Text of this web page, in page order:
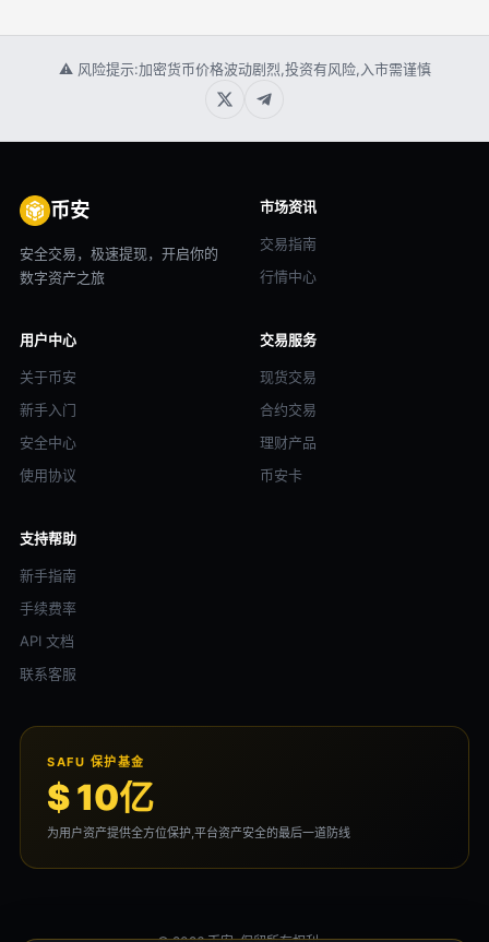
⚠ 风险提示:加密货币价格波动剧烈,投资有风险,入市需谨慎
币安
安全交易，极速提现，开启你的
数字资产之旅
市场资讯
交易指南
行情中心
用户中心
关于币安
新手入门
安全中心
使用协议
交易服务
现货交易
合约交易
理财产品
币安卡
支持帮助
新手指南
手续费率
API 文档
联系客服
SAFU 保护基金
$ 10亿
为用户资产提供全方位保护,平台资产安全的最后一道防线